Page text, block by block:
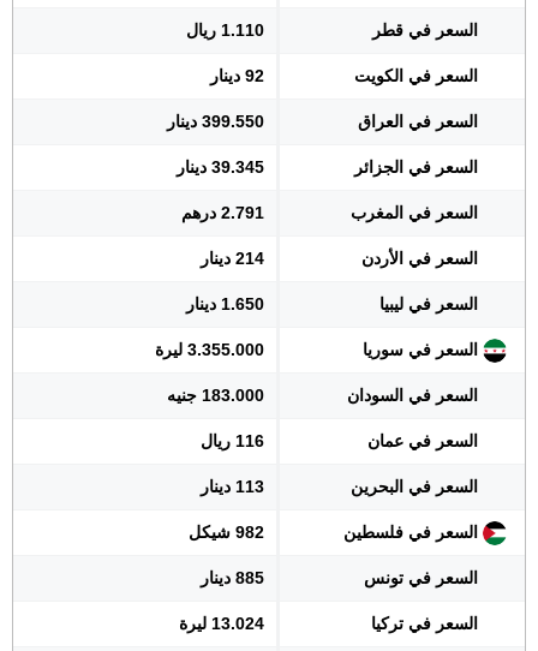
السعر في قطر 1.110 ريال
السعر في الكويت 92 دينار
السعر في العراق 399.550 دينار
السعر في الجزائر 39.345 دينار
السعر في المغرب 2.791 درهم
السعر في الأردن 214 دينار
السعر في ليبيا 1.650 دينار
السعر في سوريا 3.355.000 ليرة
السعر في السودان 183.000 جنيه
السعر في عمان 116 ريال
السعر في البحرين 113 دينار
السعر في فلسطين 982 شيكل
السعر في تونس 885 دينار
السعر في تركيا 13.024 ليرة